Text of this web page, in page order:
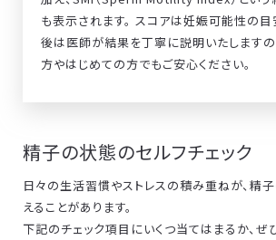
も表示されます。 スコアは妊娠可能性の目
後は医師が結果を丁寧に説明いたしますの
方やはじめての方でもご安心ください。
精子の状態のセルフチェック
日々の生活習慣やストレスの積み重ねが、精
えることがあります。
下記のチェック項目にいくつ当てはまるか、